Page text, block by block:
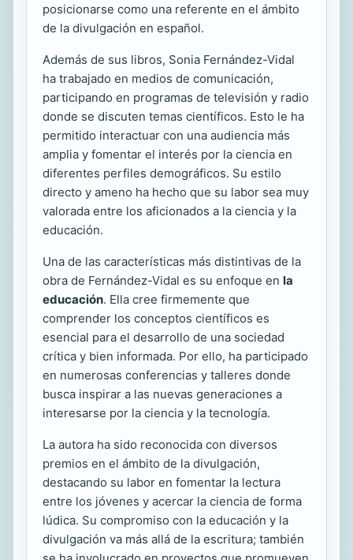
posicionarse como una referente en el ámbito
de la divulgación en español.
Además de sus libros, Sonia Fernández-Vidal
ha trabajado en medios de comunicación,
participando en programas de televisión y radio
donde se discuten temas científicos. Esto le ha
permitido interactuar con una audiencia más
amplia y fomentar el interés por la ciencia en
diferentes perfiles demográficos. Su estilo
directo y ameno ha hecho que su labor sea muy
valorada entre los aficionados a la ciencia y la
educación.
Una de las características más distintivas de la
obra de Fernández-Vidal es su enfoque en la
educación. Ella cree firmemente que
comprender los conceptos científicos es
esencial para el desarrollo de una sociedad
crítica y bien informada. Por ello, ha participado
en numerosas conferencias y talleres donde
busca inspirar a las nuevas generaciones a
interesarse por la ciencia y la tecnología.
La autora ha sido reconocida con diversos
premios en el ámbito de la divulgación,
destacando su labor en fomentar la lectura
entre los jóvenes y acercar la ciencia de forma
lúdica. Su compromiso con la educación y la
divulgación va más allá de la escritura; también